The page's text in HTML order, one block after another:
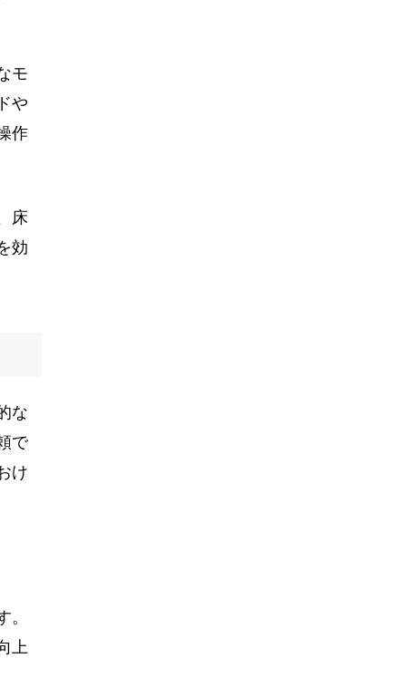
モ
や
作
床
効
な
で
け
上